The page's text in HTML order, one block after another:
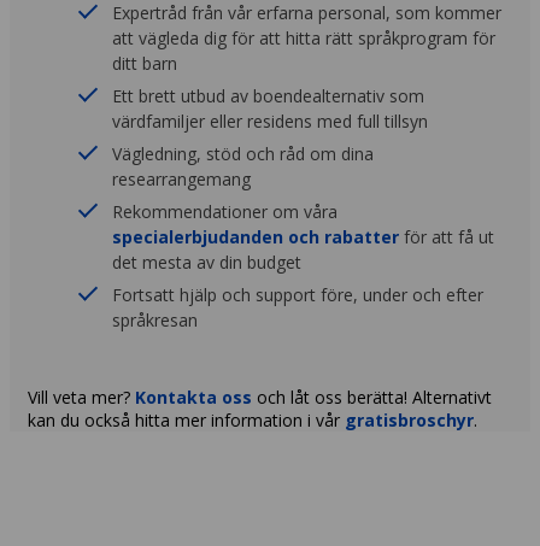
Expertråd från vår erfarna personal, som kommer
att vägleda dig för att hitta rätt språkprogram för
ditt barn
Ett brett utbud av boendealternativ som
värdfamiljer eller residens med full tillsyn
Vägledning, stöd och råd om dina
researrangemang
Rekommendationer om våra
specialerbjudanden och rabatter för att få ut
det mesta av din budget
Fortsatt hjälp och support före, under och efter
språkresan
Vill veta mer? Kontakta oss och låt oss berätta! Alternativt
kan du också hitta mer information i vår gratisbroschyr.